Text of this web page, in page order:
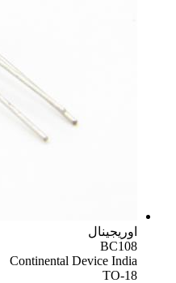
اوریجینال
BC108
Continental Device India
TO-18